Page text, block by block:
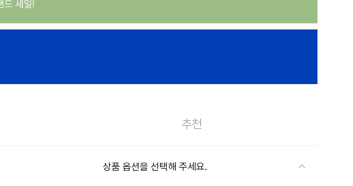
추천
상품 옵션을 선택해 주세요.